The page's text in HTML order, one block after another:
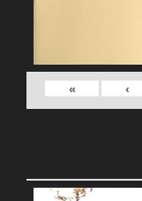
›
»